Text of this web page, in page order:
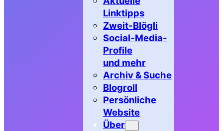
Linktipps
Zweit-Blögli
Social-Media-
Profile
und mehr
Archiv & Suche
Blogroll
Persönliche
Website
Über